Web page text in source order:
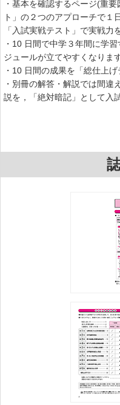
・基本を確認するページ(重
ト」の２つのアプローチで１
「入試実戦テスト」で実戦力
・10 日間で中学３年間に学
ジュールが立てやすくなります
・10 日間の成果を「総仕上
・別冊の解答・解説では間
説を，「絶対暗記」として入